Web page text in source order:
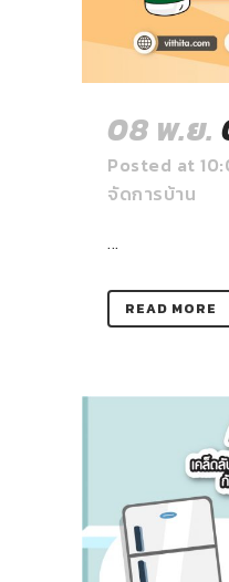
08 พ.ย.
Posted at
จัดการบ้าน
...
READ MORE